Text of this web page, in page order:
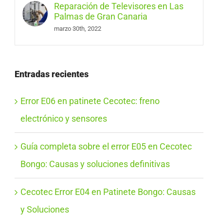
Reparación de Televisores en Las
Palmas de Gran Canaria
marzo 30th, 2022
Entradas recientes
Error E06 en patinete Cecotec: freno
electrónico y sensores
Guía completa sobre el error E05 en Cecotec
Bongo: Causas y soluciones definitivas
Cecotec Error E04 en Patinete Bongo: Causas
y Soluciones